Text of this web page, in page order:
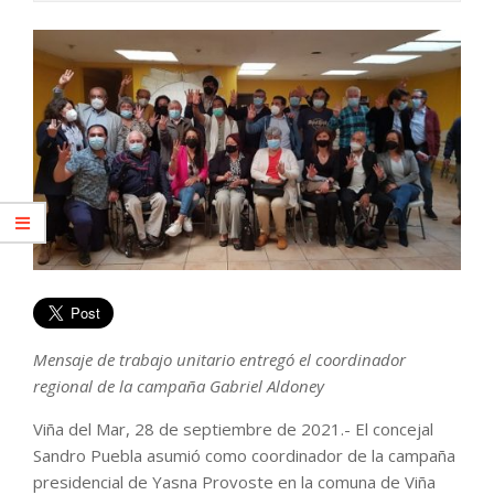
Mensaje de trabajo unitario entregó el coordinador
regional de la campaña Gabriel Aldoney
Viña del Mar, 28 de septiembre de 2021.- El concejal
Sandro Puebla asumió como coordinador de la campaña
presidencial de Yasna Provoste en la comuna de Viña